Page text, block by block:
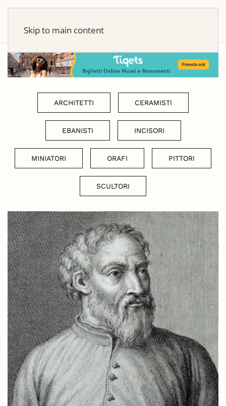
Skip to main content
ARCHITETTI CERAMISTI
EBANISTI INCISORI
MINIATORI ORAFI PITTORI
SCULTORI